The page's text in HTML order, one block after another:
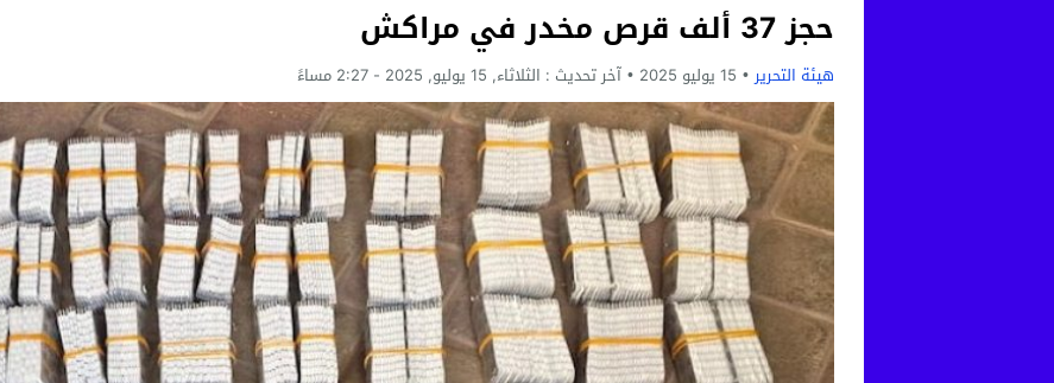
حجز 37 ألف قرص مخدر في مراكش
هيئة التحرير 15 يوليو 2025 آخر تحديث : الثلاثاء, 15 يوليو, 2025 - 2:27 مساءً